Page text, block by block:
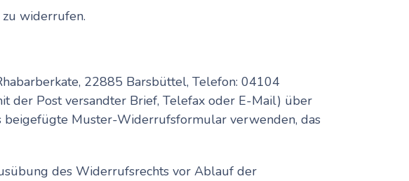
zu widerrufen.
22885 Barsbüttel, Telefon: 04104
der Post versandter Brief, Telefax oder E-Mail) über
beigefügte Muster-Widerrufsformular verwenden, das
des Widerrufsrechts vor Ablauf der